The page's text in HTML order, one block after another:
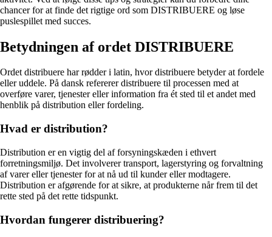
chancer for at finde det rigtige ord som DISTRIBUERE og løse
puslespillet med succes.
Betydningen af ordet DISTRIBUERE
Ordet distribuere har rødder i latin, hvor distribuere betyder at fordele
eller uddele. På dansk refererer distribuere til processen med at
overføre varer, tjenester eller information fra ét sted til et andet med
henblik på distribution eller fordeling.
Hvad er distribution?
Distribution er en vigtig del af forsyningskæden i ethvert
forretningsmiljø. Det involverer transport, lagerstyring og forvaltning
af varer eller tjenester for at nå ud til kunder eller modtagere.
Distribution er afgørende for at sikre, at produkterne når frem til det
rette sted på det rette tidspunkt.
Hvordan fungerer distribuering?